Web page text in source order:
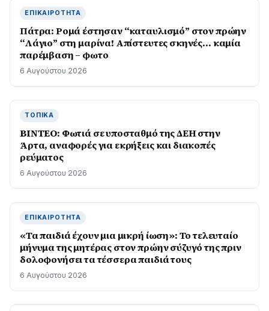
ΕΠΙΚΑΙΡΌΤΗΤΑ
Πάτρα: Ρομά έστησαν “καταυλισμό” στον πρώην
“Λάγιο” στη μαρίνα! Απίστευτες σκηνές… καμία
παρέμβαση – φωτο
6 Αυγούστου 2026
ΤΟΠΙΚΆ
BINTEO: Φωτιά σε υποσταθμό της ΔΕΗ στην
Άρτα, αναφορές για εκρήξεις και διακοπές
ρεύματος
6 Αυγούστου 2026
ΕΠΙΚΑΙΡΌΤΗΤΑ
«Τα παιδιά έχουν μια μικρή ίωση»: Το τελευταίο
μήνυμα της μητέρας στον πρώην σύζυγό της πριν
δολοφονήσει τα τέσσερα παιδιά τους
6 Αυγούστου 2026